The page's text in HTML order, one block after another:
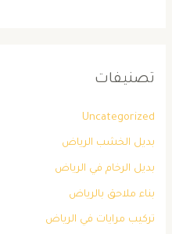
تصنيفات
Uncategorized
بديل الخشب الرياض
بديل الرخام في الرياض
بناء ملاحق بالرياض
تركيب مرايات في الرياض